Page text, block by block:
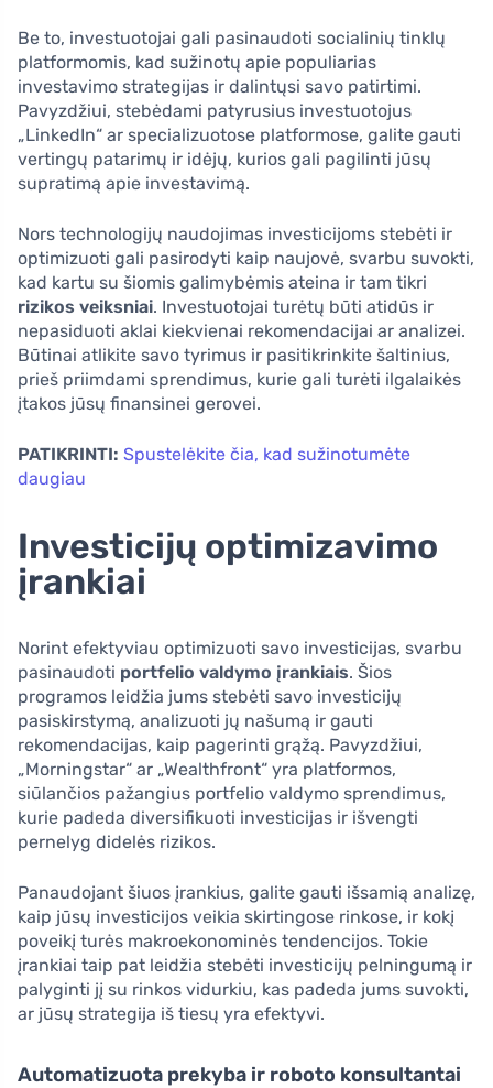
Be to, investuotojai gali pasinaudoti socialinių tinklų
platformomis, kad sužinotų apie populiarias
investavimo strategijas ir dalintųsi savo patirtimi.
Pavyzdžiui, stebėdami patyrusius investuotojus
„LinkedIn“ ar specializuotose platformose, galite gauti
vertingų patarimų ir idėjų, kurios gali pagilinti jūsų
supratimą apie investavimą.
Nors technologijų naudojimas investicijoms stebėti ir
optimizuoti gali pasirodyti kaip naujovė, svarbu suvokti,
kad kartu su šiomis galimybėmis ateina ir tam tikri
rizikos veiksniai. Investuotojai turėtų būti atidūs ir
nepasiduoti aklai kiekvienai rekomendacijai ar analizei.
Būtinai atlikite savo tyrimus ir pasitikrinkite šaltinius,
prieš priimdami sprendimus, kurie gali turėti ilgalaikės
įtakos jūsų finansinei gerovei.
PATIKRINTI: Spustelėkite čia, kad sužinotumėte
daugiau
Investicijų optimizavimo
įrankiai
Norint efektyviau optimizuoti savo investicijas, svarbu
pasinaudoti portfelio valdymo įrankiais. Šios
programos leidžia jums stebėti savo investicijų
pasiskirstymą, analizuoti jų našumą ir gauti
rekomendacijas, kaip pagerinti grąžą. Pavyzdžiui,
„Morningstar“ ar „Wealthfront“ yra platformos,
siūlančios pažangius portfelio valdymo sprendimus,
kurie padeda diversifikuoti investicijas ir išvengti
pernelyg didelės rizikos.
Panaudojant šiuos įrankius, galite gauti išsamią analizę,
kaip jūsų investicijos veikia skirtingose rinkose, ir kokį
poveikį turės makroekonominės tendencijos. Tokie
įrankiai taip pat leidžia stebėti investicijų pelningumą ir
palyginti jį su rinkos vidurkiu, kas padeda jums suvokti,
ar jūsų strategija iš tiesų yra efektyvi.
Automatizuota prekyba ir roboto konsultantai